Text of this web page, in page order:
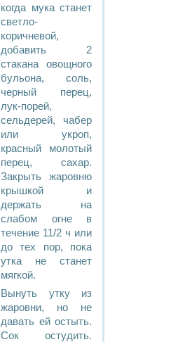
когда мука станет
светло-
коричневой,
добавить 2
стакана овощного
бульона, соль,
черный перец,
лук-порей,
сельдерей, чабер
или укроп,
красный молотый
перец, сахар.
Закрыть жаровню
крышкой и
держать на
слабом огне в
течение 11/2 ч или
до тех пор, пока
утка не станет
мягкой.
Вынуть утку из
жаровни, но не
давать ей остыть.
Сок остудить.